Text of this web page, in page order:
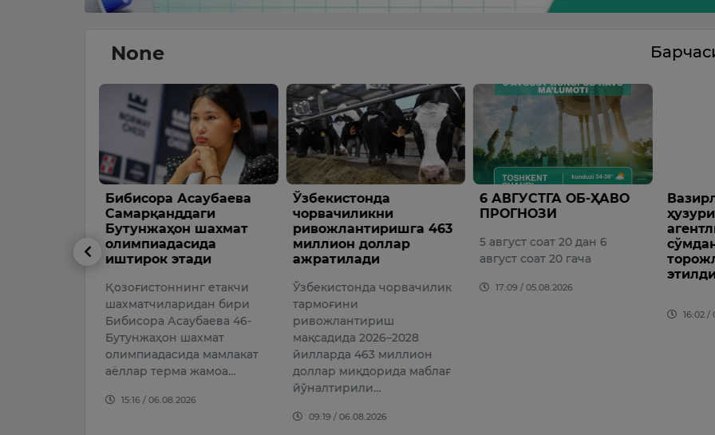
None
Бибисора Асаубаева
Самарқанддаги
Бутунжаҳон шахмат
олимпиадасида
иштирок этади
Қозоғистоннинг етакчи
шахматчиларидан бири
Бибисора Асаубаева 46-
Бутунжаҳон шахмат
олимпиадасида мамлакат
аёллар терма жамоа…
15:16 / 06.08.2026
Ўзбекистонда
чорвачиликни
ривожлантиришга 463
миллион доллар
ажратилади
Ўзбекистонда чорвачилик
тармоғини
ривожлантириш
мақсадида 2026–2028
йилларда 463 миллион
доллар миқдорида маблағ
йўналтирили…
09:19 / 06.08.2026
6 АВГУСТГА ОБ-ҲАВО
ПРОГНОЗИ
5 август соат 20 дан 6
август соат 20 гача
17:09 / 05.08.2026
16:02 /